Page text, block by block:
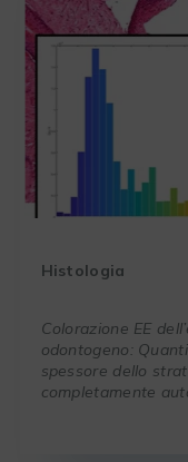
Histologia
Colorazione EE
odontogeno:
spessore dello
completamente